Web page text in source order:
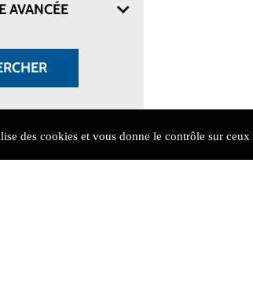
AVANCÉE
des cookies et vous donne le contrôle sur